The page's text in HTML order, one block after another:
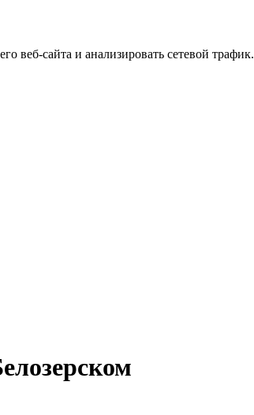
веб-сайта и анализировать сетевой трафик.